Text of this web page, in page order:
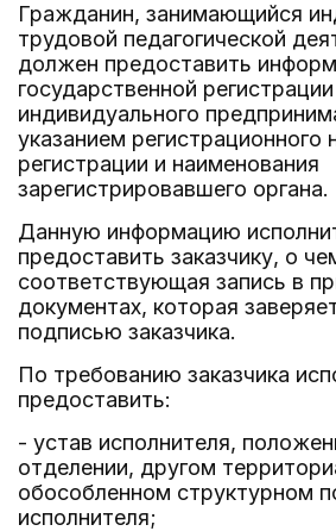
Гражданин, занимающийся
трудовой педагогической
должен предоставить
государственной
индивидуального
указанием
регистрации и наименования
зарегистрировавшего органа.
Данную информацию
предоставить заказчику, о
соответствующая запись в
документах, которая
подписью заказчика.
По требованию заказчика
предоставить:
- устав исполнителя,
отделении, другом
обособленном структурном
исполнителя;